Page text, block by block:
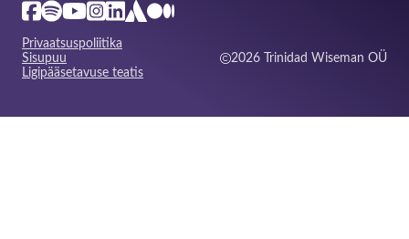
Privaatsuspoliitika
Sisupuu
Ligipääsetavuse teatis
2026 Trinidad Wiseman OÜ